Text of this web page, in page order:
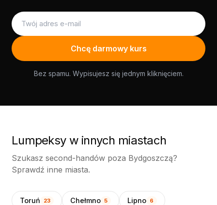
Chcę darmowy kurs
Bez spamu. Wypisujesz się jednym kliknięciem.
Lumpeksy w innych miastach
Szukasz second-handów poza Bydgoszczą?
Sprawdź inne miasta.
Toruń 23 Chełmno 5 Lipno 6